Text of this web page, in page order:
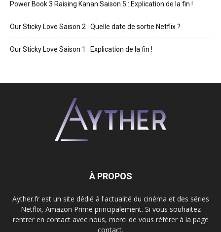
Power Book 3 Raising Kanan Saison 5 : Explication de la fin !
Our Sticky Love Saison 2 : Quelle date de sortie Netflix ?
Our Sticky Love Saison 1 : Explication de la fin !
À PROPOS
Ayther.fr est un site dédié à l'actualité du cinéma et des séries
Netflix, Amazon Prime principalement. Si vous souhaitez
rentrer en contact avec nous, merci de vous référer à la page
contact.